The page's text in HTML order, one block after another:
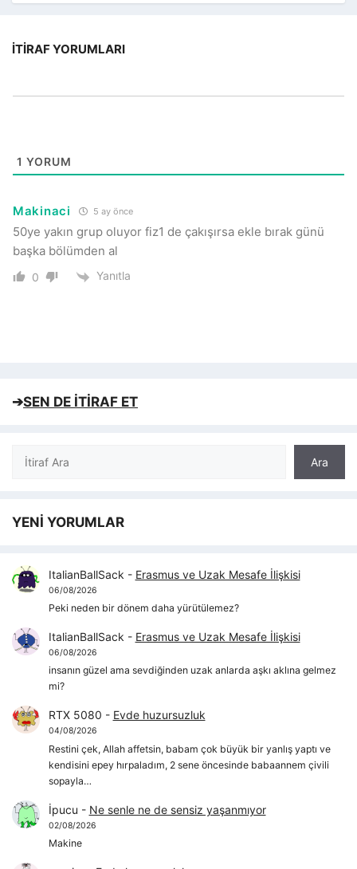
İTIRAF YORUMLARI
1 YORUM
Makinaci 5 ay önce
50ye yakın grup oluyor fiz1 de çakışırsa ekle bırak günü
başka bölümden al
0 Yanıtla
➔SEN DE İTİRAF ET
Ara
Ara
YENİ YORUMLAR
ItalianBallSack - Erasmus ve Uzak Mesafe İlişkisi
06/08/2026
Peki neden bir dönem daha yürütülemez?
ItalianBallSack - Erasmus ve Uzak Mesafe İlişkisi
06/08/2026
insanın güzel ama sevdiğinden uzak anlarda aşkı aklına gelmez
mi?
RTX 5080 - Evde huzursuzluk
04/08/2026
Restini çek, Allah affetsin, babam çok büyük bir yanlış yaptı ve
kendisini epey hırpaladım, 2 sene öncesinde babaannem çivili
sopayla…
İpucu - Ne senle ne de sensiz yaşanmıyor
02/08/2026
Makine